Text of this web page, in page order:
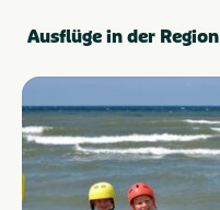
Geschikt voor campers
Honden toegestaan
Aan het water
Families met kinderen
Ausflüge in der Region